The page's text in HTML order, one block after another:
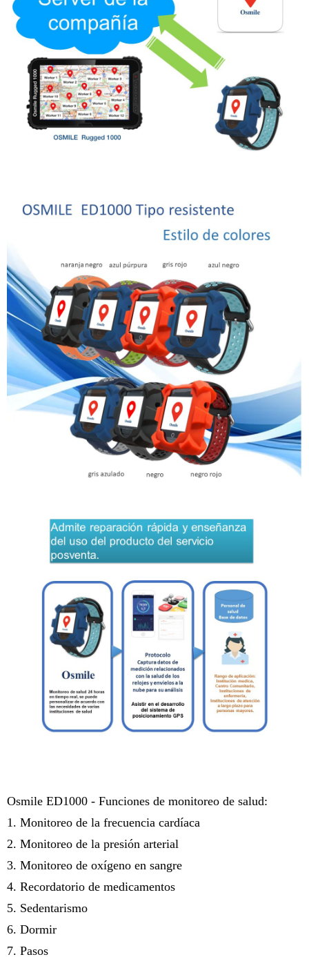
Osmile ED1000 - Funciones de monitoreo de salud:
1. Monitoreo de la frecuencia cardíaca
2. Monitoreo de la presión arterial
3. Monitoreo de oxígeno en sangre
4. Recordatorio de medicamentos
5. Sedentarismo
6. Dormir
7. Pasos